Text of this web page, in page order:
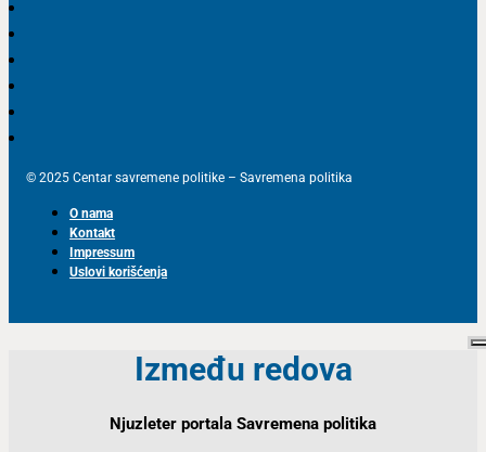
© 2025 Centar savremene politike – Savremena politika
O nama
Kontakt
Impressum
Uslovi korišćenja
Između redova
Njuzleter portala Savremena politika